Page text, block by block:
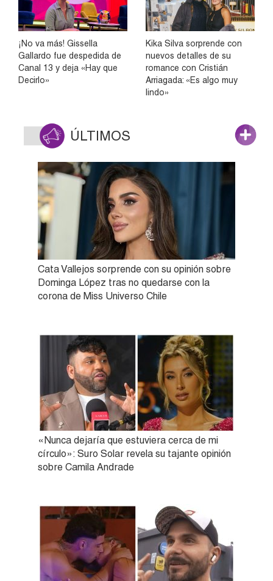
¡No va más! Gissella
Gallardo fue despedida de
Canal 13 y deja «Hay que
Decirlo»
Kika Silva sorprende con
nuevos detalles de su
romance con Cristián
Arriagada: «Es algo muy
lindo»
ÚLTIMOS
Cata Vallejos sorprende con su opinión sobre
Dominga López tras no quedarse con la
corona de Miss Universo Chile
«Nunca dejaría que estuviera cerca de mi
círculo»: Suro Solar revela su tajante opinión
sobre Camila Andrade